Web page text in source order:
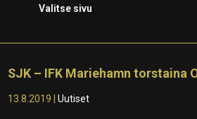
Valitse sivu
SJK – IFK Mariehamn torstaina
13.8.2019 |Uutiset